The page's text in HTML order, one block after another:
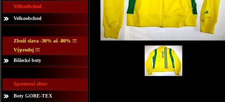
Velkoobchod
Velkoobchod
Zboží slava -30% až -80% !!!
Výprodej !!!
Běžecké boty
Sportovní obuv
Boty GORE-TEX